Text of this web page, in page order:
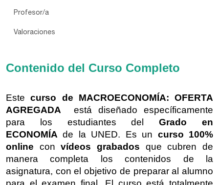
Profesor/a
Valoraciones
Contenido del Curso Completo
Estecurso de MACROECONOMÍA: OFERTA
AGREGADA
está diseñado específicamente
para los estudiantes delGrado en
ECONOMÍA de la UNED. Es un curso 100%
online convídeos grabados que cubren de
manera completa los contenidos de la
asignatura, con el objetivo de preparar al alumno